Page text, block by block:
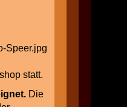
statt.
Die